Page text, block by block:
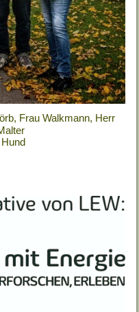
Frau Walkmann, Herr